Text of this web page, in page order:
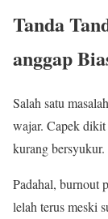
Tanda
anggap
Salah satu
wajar. Capek
kurang bersyukur.
Padahal, burnout
lelah terus meski